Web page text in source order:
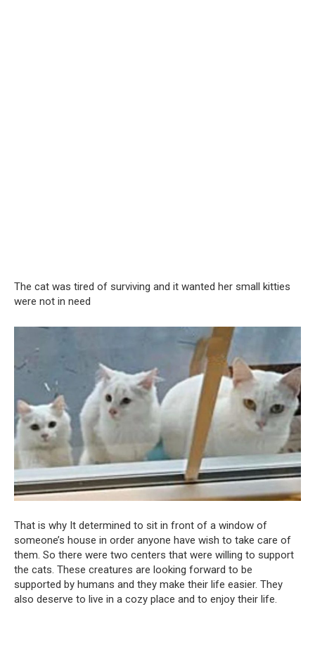
The cat was tired of surviving and it wanted her small kitties
were not in need
That is why It determined to sit in front of a window of
someone’s house in order anyone have wish to take care of
them. So there were two centers that were willing to support
the cats. These creatures are looking forward to be
supported by humans and they make their life easier. They
also deserve to live in a cozy place and to enjoy their life.